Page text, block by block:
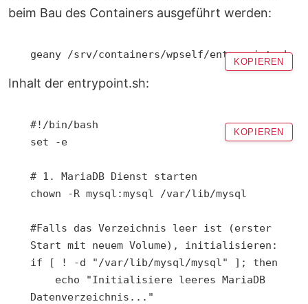
beim Bau des Containers ausgeführt werden:
geany /srv/containers/wpself/entrypoint.sh
KOPIEREN
Inhalt der entrypoint.sh:
#!/bin/bash
set -e
# 1. MariaDB Dienst starten
chown -R mysql:mysql /var/lib/mysql
#Falls das Verzeichnis leer ist (erster
Start mit neuem Volume), initialisieren:
if [ ! -d "/var/lib/mysql/mysql" ]; then
Datenverzeichnis..."
KOPIEREN